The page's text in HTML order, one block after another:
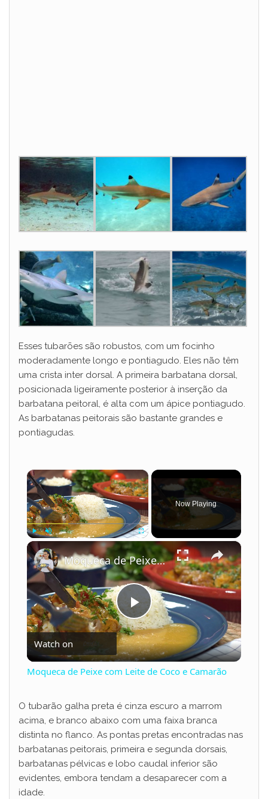
Esses tubarões são robustos, com um focinho
moderadamente longo e pontiagudo. Eles não têm
uma crista inter dorsal. A primeira barbatana dorsal,
posicionada ligeiramente posterior à inserção da
barbatana peitoral, é alta com um ápice pontiagudo.
As barbatanas peitorais são bastante grandes e
pontiagudas.
×
Fullscreen
Now Playing
×
P
l
y
V
Moqueca de Peixe com Leite de Coco e Camarão
Watch on
Moqueca de Peixe com Leite de Coco e Camarão
O tubarão galha preta é cinza escuro a marrom
acima, e branco abaixo com uma faixa branca
distinta no flanco. As pontas pretas encontradas nas
barbatanas peitorais, primeira e segunda dorsais,
barbatanas pélvicas e lobo caudal inferior são
evidentes, embora tendam a desaparecer com a
idade.